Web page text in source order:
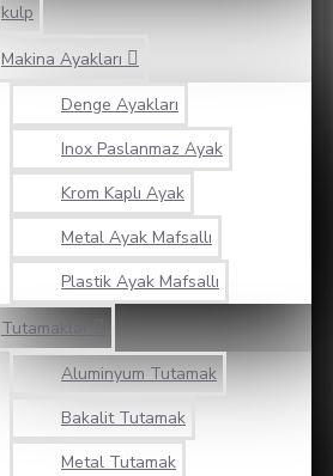
kulp
Makina Ayakları
Denge Ayakları
Inox Paslanmaz Ayak
Krom Kaplı Ayak
Metal Ayak Mafsallı
Plastik Ayak Mafsallı
Tutamaklar
Aluminyum Tutamak
Bakalit Tutamak
Metal Tutamak